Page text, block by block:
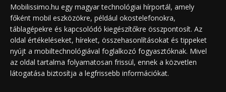
Mobilissimo.hu egy magyar technológiai hírportál, amely
főként mobil eszközökre, például okostelefonokra,
táblagépekre és kapcsolódó kiegészítőkre összpontosít. Az
oldal értékeléseket, híreket, összehasonlításokat és tippeket
nyújt a mobiltechnológiával foglalkozó fogyasztóknak. Mivel
az oldal tartalma folyamatosan frissül, ennek a közvetlen
látogatása biztosítja a legfrissebb információkat.